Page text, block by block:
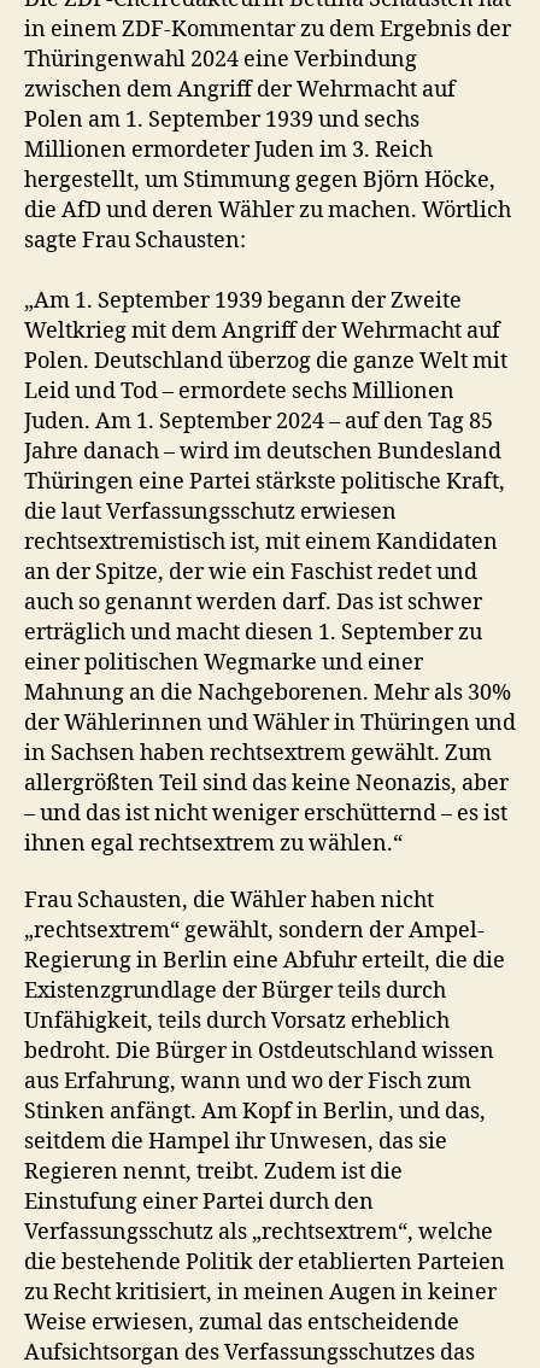
in einem ZDF-Kommentar zu dem Ergebnis der
Thüringenwahl 2024 eine Verbindung
zwischen dem Angriff der Wehrmacht auf
Polen am 1. September 1939 und sechs
Millionen ermordeter Juden im 3. Reich
hergestellt, um Stimmung gegen Björn Höcke,
die AfD und deren Wähler zu machen. Wörtlich
sagte Frau Schausten:
„Am 1. September 1939 begann der Zweite
Weltkrieg mit dem Angriff der Wehrmacht auf
Polen. Deutschland überzog die ganze Welt mit
Leid und Tod – ermordete sechs Millionen
Juden. Am 1. September 2024 – auf den Tag 85
Jahre danach – wird im deutschen Bundesland
Thüringen eine Partei stärkste politische Kraft,
die laut Verfassungsschutz erwiesen
rechtsextremistisch ist, mit einem Kandidaten
an der Spitze, der wie ein Faschist redet und
auch so genannt werden darf. Das ist schwer
erträglich und macht diesen 1. September zu
einer politischen Wegmarke und einer
Mahnung an die Nachgeborenen. Mehr als 30%
der Wählerinnen und Wähler in Thüringen und
in Sachsen haben rechtsextrem gewählt. Zum
allergrößten Teil sind das keine Neonazis, aber
– und das ist nicht weniger erschütternd – es ist
ihnen egal rechtsextrem zu wählen.“
Frau Schausten, die Wähler haben nicht
„rechtsextrem“ gewählt, sondern der Ampel-
Regierung in Berlin eine Abfuhr erteilt, die die
Existenzgrundlage der Bürger teils durch
Unfähigkeit, teils durch Vorsatz erheblich
bedroht. Die Bürger in Ostdeutschland wissen
aus Erfahrung, wann und wo der Fisch zum
Stinken anfängt. Am Kopf in Berlin, und das,
seitdem die Hampel ihr Unwesen, das sie
Regieren nennt, treibt. Zudem ist die
Einstufung einer Partei durch den
Verfassungsschutz als „rechtsextrem“, welche
die bestehende Politik der etablierten Parteien
zu Recht kritisiert, in meinen Augen in keiner
Weise erwiesen, zumal das entscheidende
Aufsichtsorgan des Verfassungsschutzes das